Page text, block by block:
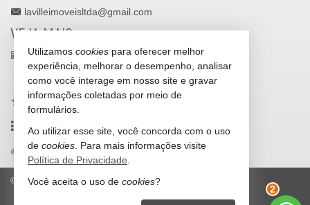
lavilleimoveisltda@gmail.com
VEJA MAIS
receba nosso newsletter
cadastre seu imóvel
imóveis favoritos
mapa de imóveis
trabalhe conosco
© 2026 CRECI/RS 25036-J Política de Privacidade
2
Utilizamos cookies para oferecer melhor
experiência, melhorar o desempenho, analisar
como você interage em nosso site e gravar
informações coletadas por meio de
formulários.
Ao utilizar esse site, você concorda com o uso
de cookies . Para mais informações visite
Política de Privacidade
Você aceita o uso de cookies?